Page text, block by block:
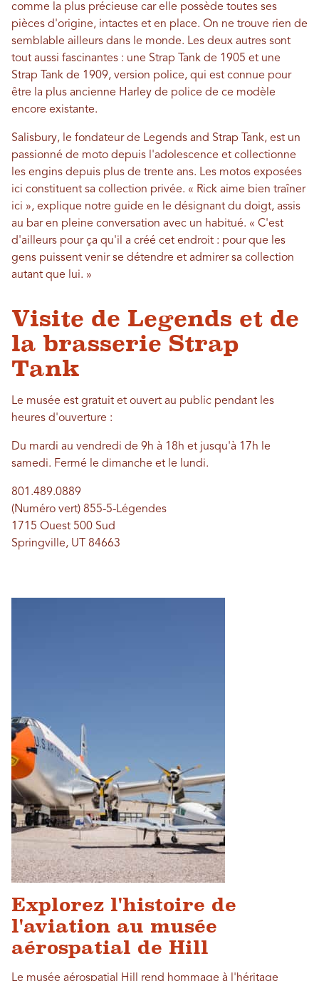
comme la plus précieuse car elle possède toutes ses
pièces d'origine, intactes et en place. On ne trouve rien de
semblable ailleurs dans le monde. Les deux autres sont
tout aussi fascinantes : une Strap Tank de 1905 et une
Strap Tank de 1909, version police, qui est connue pour
être la plus ancienne Harley de police de ce modèle
encore existante.
Salisbury, le fondateur de Legends and Strap Tank, est un
passionné de moto depuis l'adolescence et collectionne
les engins depuis plus de trente ans. Les motos exposées
ici constituent sa collection privée. « Rick aime bien traîner
ici », explique notre guide en le désignant du doigt, assis
au bar en pleine conversation avec un habitué. « C'est
d'ailleurs pour ça qu'il a créé cet endroit : pour que les
gens puissent venir se détendre et admirer sa collection
autant que lui. »
Visite de Legends et de
la brasserie Strap
Tank
Le musée est gratuit et ouvert au public pendant les
heures d'ouverture :
Du mardi au vendredi de 9h à 18h et jusqu'à 17h le
samedi. Fermé le dimanche et le lundi.
801.489.0889
(Numéro vert) 855-5-Légendes
1715 Ouest 500 Sud
Springville, UT 84663
Explorez l'histoire de
l'aviation au musée
aérospatial de Hill
Le musée aérospatial Hill rend hommage à l'héritage